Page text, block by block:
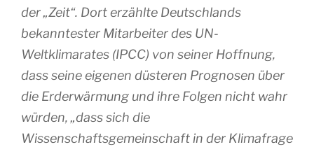
der „Zeit“. Dort erzählte Deutschlands
bekanntester Mitarbeiter des UN-
Weltklimarates (IPCC) von seiner Hoffnung,
dass seine eigenen düsteren Prognosen über
die Erderwärmung und ihre Folgen nicht wahr
würden, „dass sich die
Wissenschaftsgemeinschaft in der Klimafrage